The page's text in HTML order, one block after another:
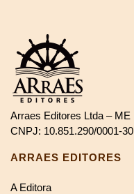
Arraes Editores Ltda – ME
CNPJ: 10.851.290/0001-30
ARRAES EDITORES
A Editora